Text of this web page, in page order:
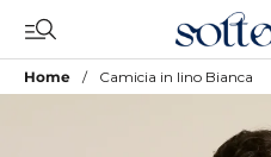
contenuto
Home Camicia in lino Bianca
Aggiungi a Lista Desideri